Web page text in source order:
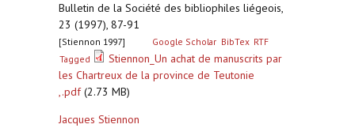
Bulletin de la Société des bibliophiles liégeois,
23 (1997), 87-91
[Stiennon 1997] Google Scholar BibTex RTF
Tagged
Stiennon_Un achat de manuscrits par
les Chartreux de la province de Teutonie
,.pdf(2.73 MB)
Jacques Stiennon